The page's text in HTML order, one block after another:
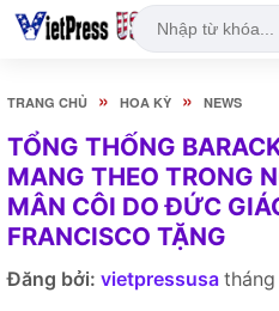
TRANG CHỦ » HOA KỲ » NEWS
TỔNG THỐNG
MANG THEO TRONG
MÂN CÔI DO ĐỨC
FRANCISCO TẶNG
Đăng bởi: vietpressusa tháng